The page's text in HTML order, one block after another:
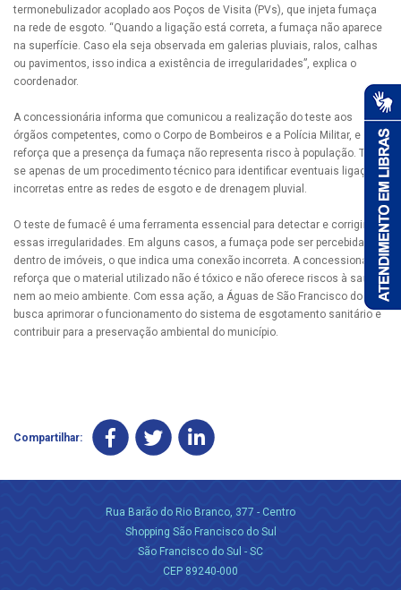
termonebulizador acoplado aos Poços de Visita (PVs), que injeta fumaça
na rede de esgoto. “Quando a ligação está correta, a fumaça não aparece
na superfície. Caso ela seja observada em galerias pluviais, ralos, calhas
ou pavimentos, isso indica a existência de irregularidades”, explica o
coordenador.
A concessionária informa que comunicou a realização do teste aos
órgãos competentes, como o Corpo de Bombeiros e a Polícia Militar, e
reforça que a presença da fumaça não representa risco à população. Trata-
se apenas de um procedimento técnico para identificar eventuais ligações
incorretas entre as redes de esgoto e de drenagem pluvial.
O teste de fumacê é uma ferramenta essencial para detectar e corrigir
essas irregularidades. Em alguns casos, a fumaça pode ser percebida
dentro de imóveis, o que indica uma conexão incorreta. A concessionária
reforça que o material utilizado não é tóxico e não oferece riscos à saúde
nem ao meio ambiente. Com essa ação, a Águas de São Francisco do Sul
busca aprimorar o funcionamento do sistema de esgotamento sanitário e
contribuir para a preservação ambiental do município.
Compartilhar:
Rua Barão do Rio Branco, 377 - Centro
Shopping São Francisco do Sul
São Francisco do Sul - SC
CEP 89240-000